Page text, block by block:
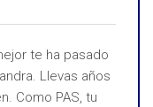
te ha pasado
Llevas años
Como PAS, tu